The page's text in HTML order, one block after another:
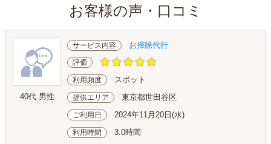
お客様の声・口コミ
40代 男性
サービス内容 お掃除代行
評価
利用頻度 スポット
提供エリア 東京都世田谷区
ご利用日 2024年11月20日(水)
利用時間 3.0時間